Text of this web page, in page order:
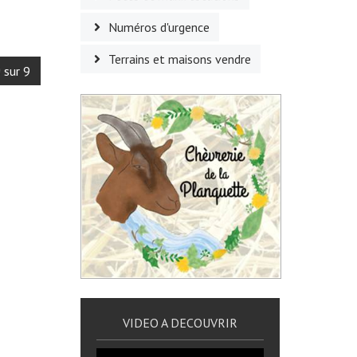
sur 9
Numéros d'urgence
Terrains et maisons vendre
VIDEO A DECOUVRIR